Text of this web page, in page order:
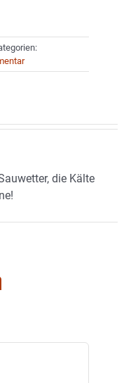
die Kälte